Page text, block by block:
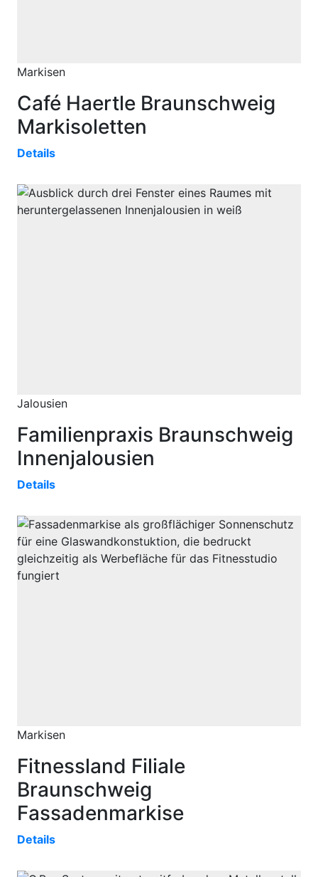
Markisen
Café Haertle Braunschweig
Markisoletten
Details
Jalousien
Familienpraxis Braunschweig
Innenjalousien
Details
Markisen
Fitnessland Filiale
Braunschweig
Fassadenmarkise
Details